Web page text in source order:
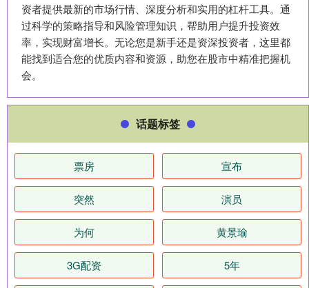
资者提供最新的市场行情、深度分析和实用的杠杆工具。通
过科学的策略指导和风险管理知识，帮助用户提升投资效
率，实现财富增长。无论您是新手还是资深投资者，这里都
能找到适合您的优质内容和资源，助您在股市中精准把握机
会。
话题标签
票房 宣布
突然 演员
为何 黄景瑜
3G配资 5年